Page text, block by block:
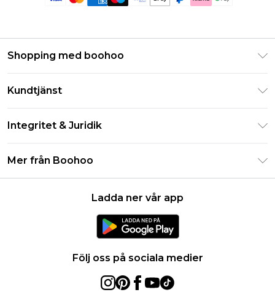
Shopping med boohoo
Studentrabatt - UNiDAYS
Boohoo-appen
Storleksguide
Kundtjänst
Leveransinformation
Returnerar information
Integritet & Juridik
Integritetspolicy
Mer från Boohoo
Ladda ner vår app
Följ oss på sociala medier